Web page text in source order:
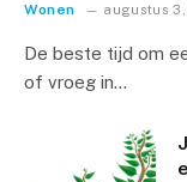
Wonen augustus
De beste tijd om
of vroeg in…